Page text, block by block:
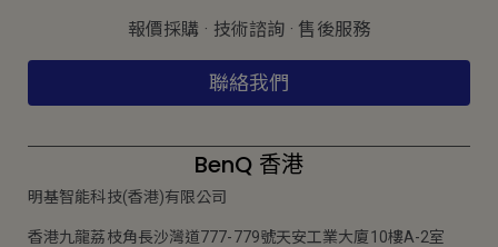
報價採購 · 技術諮詢 · 售後服務
聯絡我們
BenQ 香港
明基智能科技(香港)有限公司
香港九龍荔枝角長沙灣道777-779號天安工業大廈10樓A-2室